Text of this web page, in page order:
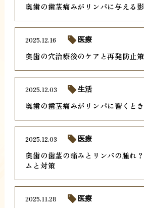
奥歯の歯茎痛みがリンパに与える
奥歯の穴治療後のケアと再発防止策
2025.12.16 医療
奥歯の歯茎痛みがリンパに響くとき
2025.12.03 生活
奥歯の歯茎の痛みとリンパの腫れ
ムと対策
2025.12.03 医療
2025.11.28 医療